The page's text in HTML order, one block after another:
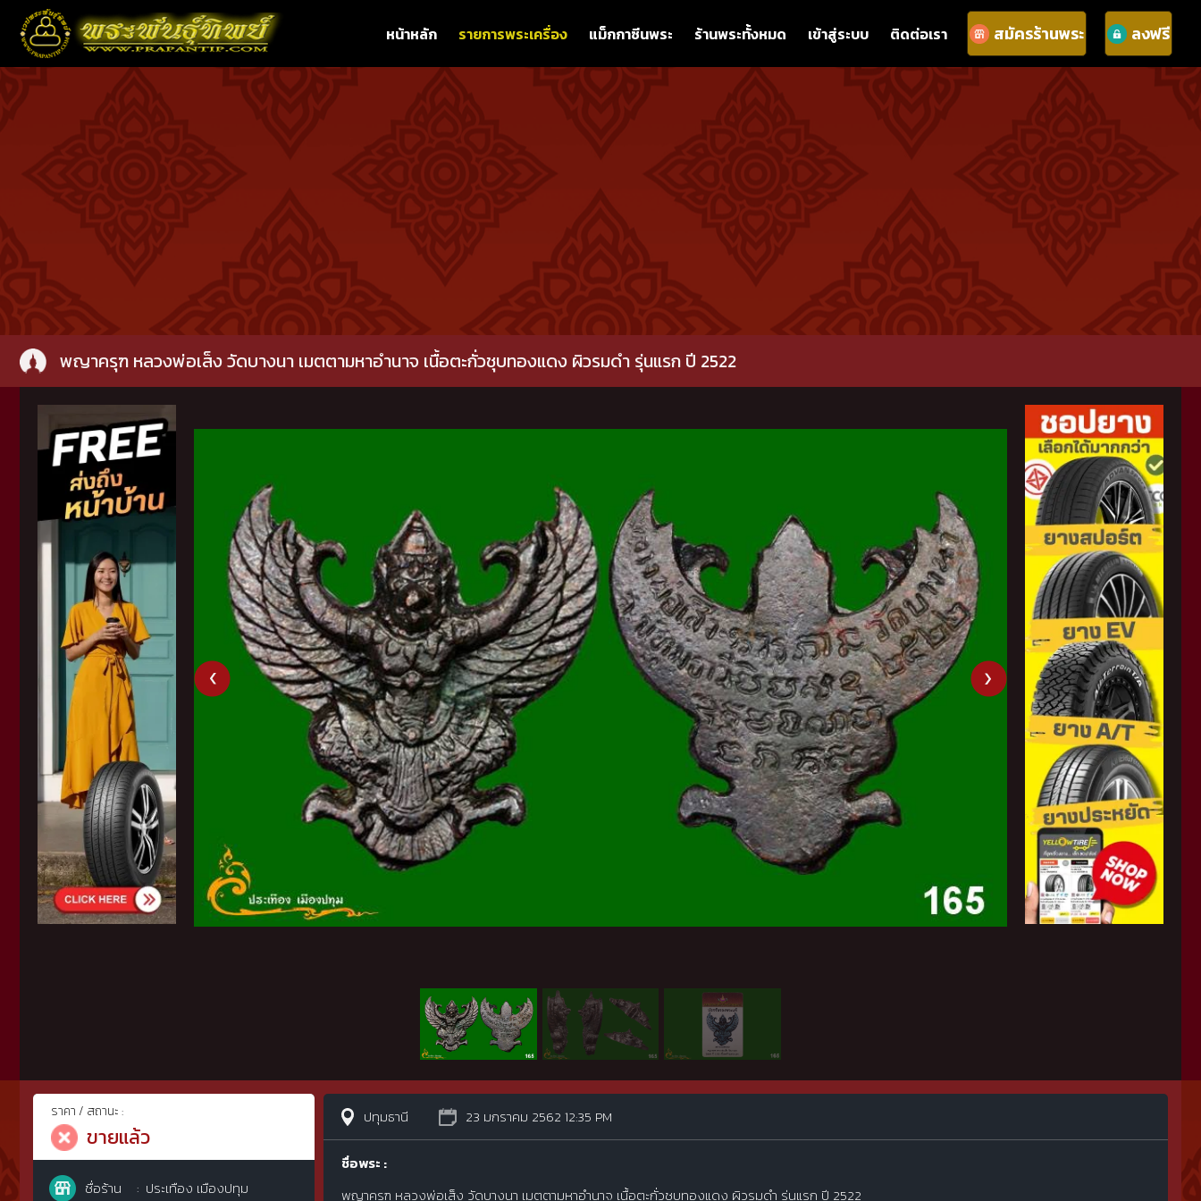
หน้าหลัก รายการพระเครื่อง แม็กกาซีนพระ ร้านพระทั้งหมด เข้าสู่ระบบ ติดต่อเรา สมัครร้านพระ ลงฟรี
พญาครุฑ หลวงพ่อเส็ง วัดบางนา เมตตามหาอำนาจ เนื้อตะกั่วชุบทองแดง ผิวรมดำ รุ่นแรก ปี 2522
ราคา / สถานะ :
ขายแล้ว
ชื่อร้าน
ประเทือง เมืองปทุม
ปทุมธานี 23 มกราคม 2562 12:35 PM
ชื่อพระ :
พญาครุฑ หลวงพ่อเส็ง วัดบางนา เมตตามหาอำนาจ เนื้อตะกั่วชุบทองแดง ผิวรมดำ รุ่นแรก ปี 2522